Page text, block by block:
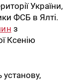
України,
ФСБ в Ялті.
з
Ксенію